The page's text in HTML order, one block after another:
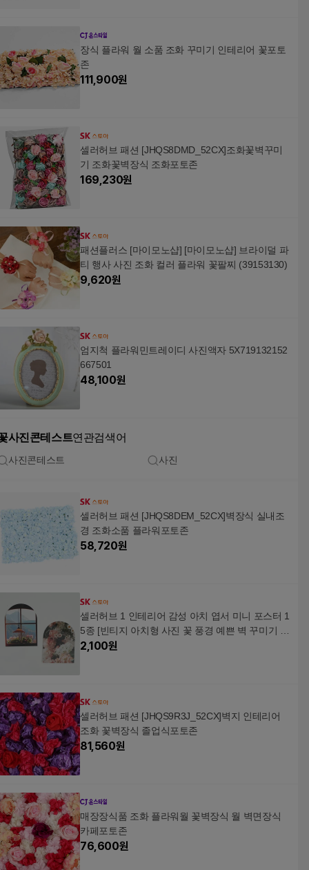
장식 플라워 월 소품 조화 꾸미기 인테리어 꽃포토
존
111,900원
셀러허브 패션 [JHQS8DMD_52CX]조화꽃벽꾸미
기 조화꽃벽장식 조화포토존
169,230원
패션플러스 [마이모노샵] [마이모노샵] 브라이덜 파
티 행사 사진 조화 컬러 플라워 꽃팔찌 (39153130)
9,620원
엄지척 플라워민트레이디 사진액자 5X719132152
667501
48,100원
사진콘테스트연관검색어
사진콘테스트 사진
셀러허브 패션 [JHQS8DEM_52CX]벽장식 실내조
경 조화소품 플라워포토존
58,720원
셀러허브 1 인테리어 감성 아치 엽서 미니 포스터 1
5종 [빈티지 아치형 사진 꽃 풍경 예쁜 벽 꾸미기 사
진 풍경 카드]
2,100원
셀러허브 패션 [JHQS9R3J_52CX]벽지 인테리어
조화 꽃벽장식 졸업식포토존
81,560원
매장장식품 조화 플라워월 꽃벽장식 월 벽면장식
카페포토존
76,600원